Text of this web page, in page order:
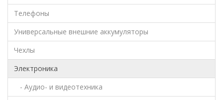
Телефоны
Универсальные внешние аккумуляторы
Чехлы
Электроника
- Аудио- и видеотехника